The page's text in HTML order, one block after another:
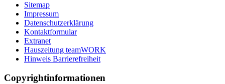
Sitemap
Impressum
Datenschutzerklärung
Kontaktformular
Extranet
Hauszeitung teamWORK
Hinweis Barrierefreiheit
Copyrightinformationen